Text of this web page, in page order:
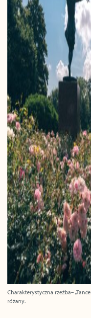
Charakterystyczna rzeźba–
różany.